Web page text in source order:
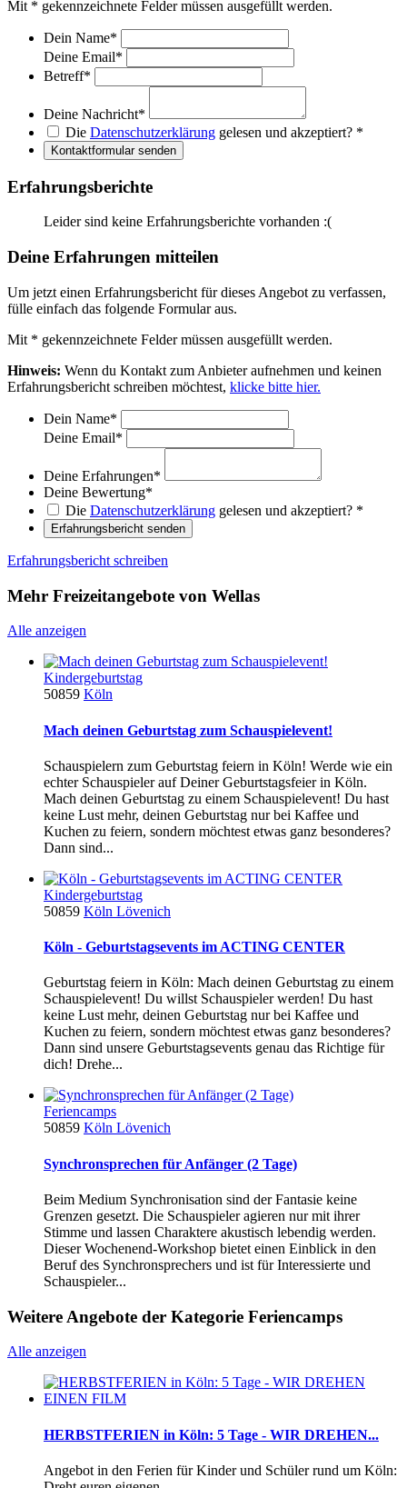
Mit * gekennzeichnete Felder müssen ausgefüllt werden.
Dein Name*
Deine Email*
Betreff*
Deine Nachricht*
Die Datenschutzerklärung gelesen und akzeptiert? *
Kontaktformular senden
Erfahrungsberichte
Leider sind keine Erfahrungsberichte vorhanden :(
Deine Erfahrungen mitteilen
Um jetzt einen Erfahrungsbericht für dieses Angebot zu verfassen,
fülle einfach das folgende Formular aus.
Mit * gekennzeichnete Felder müssen ausgefüllt werden.
Hinweis: Wenn du Kontakt zum Anbieter aufnehmen und keinen
Erfahrungsbericht schreiben möchtest, klicke bitte hier.
Dein Name*
Deine Email*
Deine Erfahrungen*
Deine Bewertung*
Die Datenschutzerklärung gelesen und akzeptiert? *
Erfahrungsbericht senden
Erfahrungsbericht schreiben
Mehr Freizeitangebote von Wellas
Alle anzeigen
Kindergeburtstag
50859 Köln
Mach deinen Geburtstag zum Schauspielevent!
Schauspielern zum Geburtstag feiern in Köln! Werde wie ein
echter Schauspieler auf Deiner Geburtstagsfeier in Köln.
Mach deinen Geburtstag zu einem Schauspielevent! Du hast
keine Lust mehr, deinen Geburtstag nur bei Kaffee und
Kuchen zu feiern, sondern möchtest etwas ganz besonderes?
Dann sind...
Kindergeburtstag
50859 Köln Lövenich
Köln - Geburtstagsevents im ACTING CENTER
Geburtstag feiern in Köln: Mach deinen Geburtstag zu einem
Schauspielevent! Du willst Schauspieler werden! Du hast
keine Lust mehr, deinen Geburtstag nur bei Kaffee und
Kuchen zu feiern, sondern möchtest etwas ganz besonderes?
Dann sind unsere Geburtstagsevents genau das Richtige für
dich! Drehe...
Feriencamps
50859 Köln Lövenich
Synchronsprechen für Anfänger (2 Tage)
Beim Medium Synchronisation sind der Fantasie keine
Grenzen gesetzt. Die Schauspieler agieren nur mit ihrer
Stimme und lassen Charaktere akustisch lebendig werden.
Dieser Wochenend-Workshop bietet einen Einblick in den
Beruf des Synchronsprechers und ist für Interessierte und
Schauspieler...
Weitere Angebote der Kategorie Feriencamps
Alle anzeigen
HERBSTFERIEN in Köln: 5 Tage - WIR DREHEN...
Angebot in den Ferien für Kinder und Schüler rund um Köln: